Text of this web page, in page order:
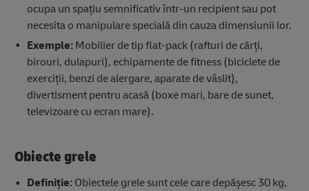
ocupa un spațiu semnificativ într-un recipient sau pot
necesita o manipulare specială din cauza dimensiunii lor.
Exemple: Mobilier de tip flat-pack (rafturi de cărți,
birouri, dulapuri), echipamente de fitness (biciclete de
exerciții, benzi de alergare, aparate de vâslit),
divertisment pentru acasă (boxe mari, bare de sunet,
televizoare cu ecran mare).
Obiecte grele
Definiție: Obiectele grele sunt cele care depășesc 30 kg,